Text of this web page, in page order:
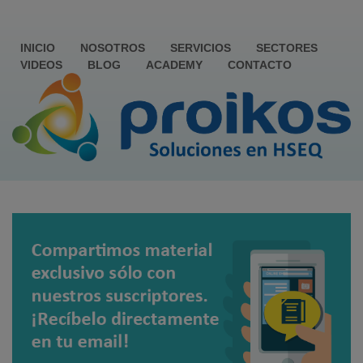
INICIO NOSOTROS SERVICIOS
SECTORES
VIDEOS
BLOG ACADEMY CONTACTO